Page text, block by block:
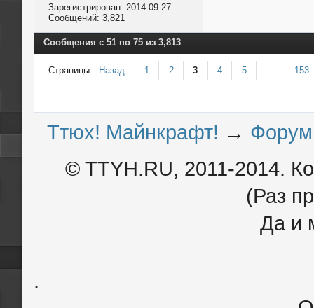
Зарегистрирован: 2014-09-27
Сообщений: 3,821
Сообщения с 51 по 75 из 3,813
Страницы Назад 1 2 3 4 5 153
Ттюх! Майнкрафт! → Форум
© TTYH.RU, 2011-2014.
(Раз
Да и
.